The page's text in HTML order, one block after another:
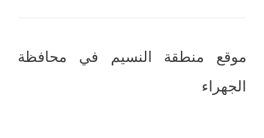
موقع منطقة النسيم في محافظة
الجهراء